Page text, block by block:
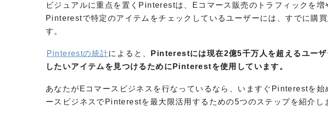
ビジュアルに重点を置くPinterestは、Eコマース販売のトラフィックを増
Pinterestで特定のアイテムをチェックしているユーザーには、すでに購
す。
Pinterestの統計によると、
Pinterestには現在2億5千万人を超えるユー
したいアイテムを見つけるためにPinterestを使用しています。
あなたがEコマースビジネスを行なっているなら、いますぐPinterestを
ースビジネスでPinterestを最大限活用するための5つのステップを紹介し